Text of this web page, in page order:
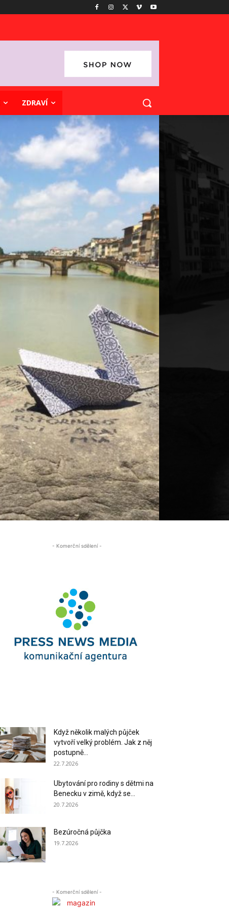
ZDRAVÍ
- Komerční sdělení -
Když několik malých půjček
vytvoří velký problém. Jak z něj
postupně...
22.7.2026
Ubytování pro rodiny s dětmi na
Benecku v zimě, když se...
20.7.2026
Bezúročná půjčka
19.7.2026
- Komerční sdělení -